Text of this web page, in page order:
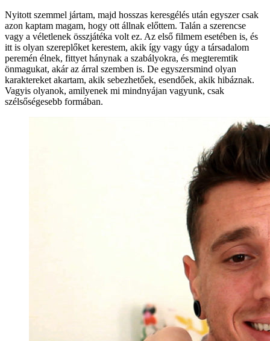
Nyitott szemmel jártam, majd hosszas keresgélés után egyszer csak
azon kaptam magam, hogy ott állnak előttem. Talán a szerencse
vagy a véletlenek összjátéka volt ez. Az első filmem esetében is, és
itt is olyan szereplőket kerestem, akik így vagy úgy a társadalom
peremén élnek, fittyet hánynak a szabályokra, és megteremtik
önmagukat, akár az árral szemben is. De egyszersmind olyan
karaktereket akartam, akik sebezhetőek, esendőek, akik hibáznak.
Vagyis olyanok, amilyenek mi mindnyájan vagyunk, csak
szélsőségesebb formában.